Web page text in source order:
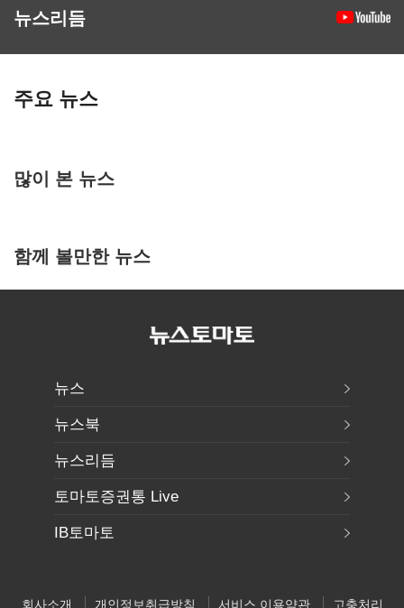
뉴스리듬
주요 뉴스
많이 본 뉴스
함께 볼만한 뉴스
뉴스
뉴스북
뉴스리듬
토마토증권통 Live
IB토마토
회사소개 개인정보취급방침 서비스 이용약관 고충처리